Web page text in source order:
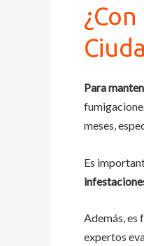
Para
meses,
Es
Además, es
expertos